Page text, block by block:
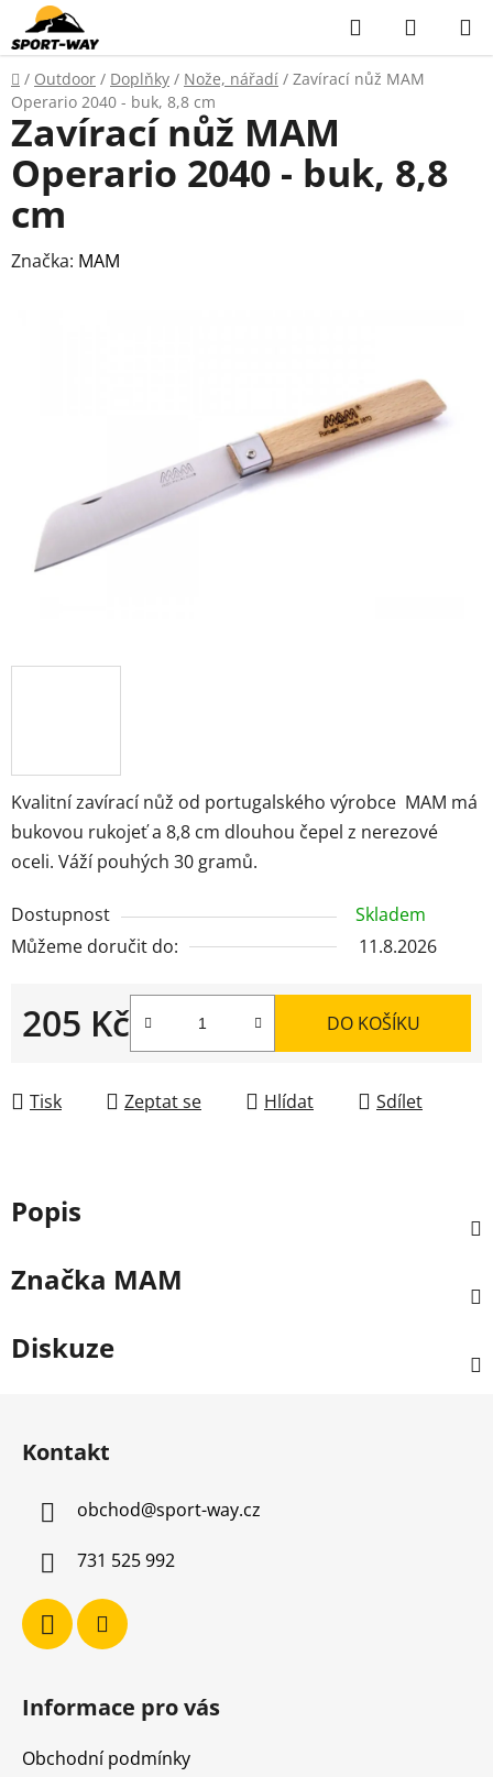
Přejít
na
obsah
Hledat
KOŠÍK
Domů
/ Outdoor / Doplňky / Nože, nářadí / Zavírací nůž MAM
Operario 2040 - buk, 8,8 cm
Kvalitní zavírací nůž od portugalského výrobce MAM má
bukovou rukojeť a 8,8 cm dlouhou čepel z nerezové
oceli. Váží pouhých 30 gramů.
Dostupnost
Skladem
Můžeme doručit do:
11.8.2026
205 Kč DO KOŠÍKU
Tisk Zeptat se Hlídat Sdílet
Zavírací nůž MAM
Operario 2040 - buk, 8,8
cm
Značka: MAM
Popis
Značka MAM
Diskuze
Kontakt
obchod@sport-way.cz
731 525 992
Informace pro vás
Obchodní podmínky